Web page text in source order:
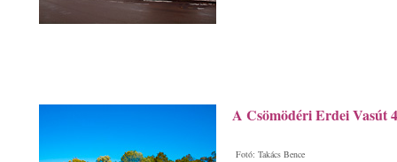
A Csömödéri Erdei Vasút
Fotó: Takács Bence